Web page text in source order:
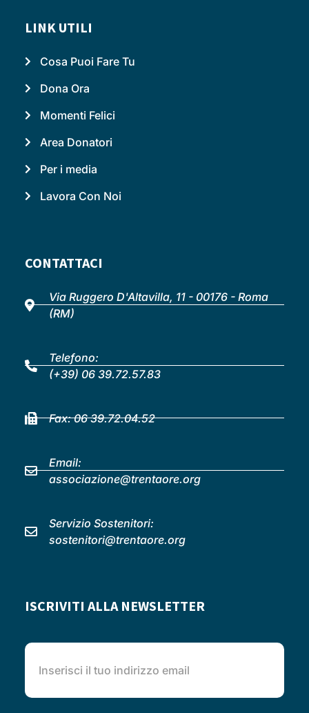
LINK UTILI
Cosa Puoi Fare Tu
Dona Ora
Momenti Felici
Area Donatori
Per i media
Lavora Con Noi
CONTATTACI
Via Ruggero D'Altavilla, 11 - 00176 - Roma
(RM)
Telefono:
(+39) 06 39.72.57.83
Fax: 06 39.72.04.52
Email:
associazione@trentaore.org
Servizio Sostenitori:
sostenitori@trentaore.org
ISCRIVITI ALLA NEWSLETTER